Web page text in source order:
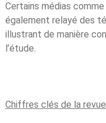
Certains médias comme
également relayé des
illustrant de manière
l’étude.
Chiffres clés de la